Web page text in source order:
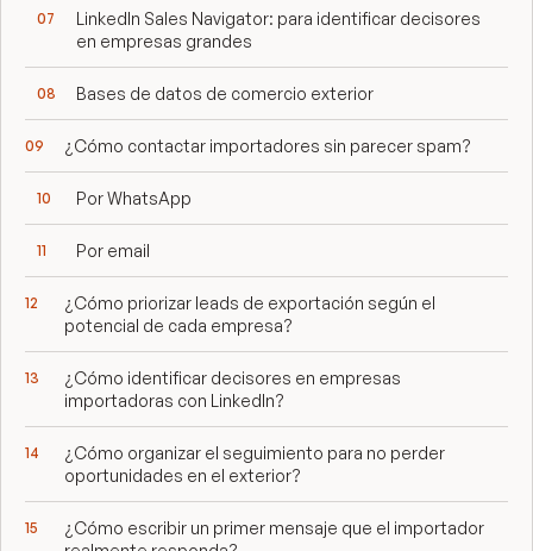
LinkedIn Sales Navigator: para identificar decisores
en empresas grandes
Bases de datos de comercio exterior
¿Cómo contactar importadores sin parecer spam?
Por WhatsApp
Por email
¿Cómo priorizar leads de exportación según el
potencial de cada empresa?
¿Cómo identificar decisores en empresas
importadoras con LinkedIn?
¿Cómo organizar el seguimiento para no perder
oportunidades en el exterior?
¿Cómo escribir un primer mensaje que el importador